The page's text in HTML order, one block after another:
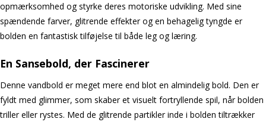
opmærksomhed og styrke deres motoriske udvikling. Med sine
spændende farver, glitrende effekter og en behagelig tyngde er
bolden en fantastisk tilføjelse til både leg og læring.
En Sansebold, der Fascinerer
Denne vandbold er meget mere end blot en almindelig bold. Den er
fyldt med glimmer, som skaber et visuelt fortryllende spil, når bolden
triller eller rystes. Med de glitrende partikler inde i bolden tiltrækker